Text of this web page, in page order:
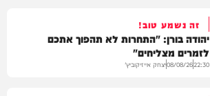
זה נשמע טוב!
יהודה בורן: "התחרות לא תהפוך אתכם
לזמרים מצליחים"
22:30
08/08/26יצחק אייזיקוביץ'